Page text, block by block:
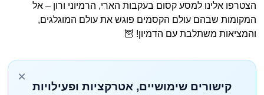
הצטרפו אלינו למסע קסום בעקבות הארי, הרמיוני ורון – אל
המקומות שבהם עולם הקסמים פוגש את עולם המוגלגים,
והמציאות משתלבת עם הדמיון! 🦉
×
קישורים שימושיים, אטרקציות ופעילויות